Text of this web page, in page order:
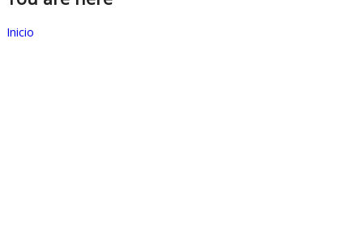
Inicio